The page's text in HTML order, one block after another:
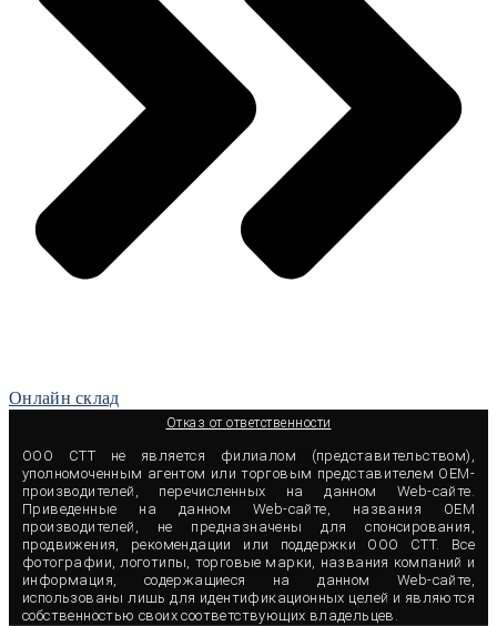
Онлайн склад
Отказ от ответственности
ООО СТТ не является филиалом (представительством),
уполномоченным агентом или торговым представителем OEM-
производителей, перечисленных на данном Web-сайте.
Приведенные на данном Web-сайте, названия OEM
производителей, не предназначены для спонсирования,
продвижения, рекомендации или поддержки ООО СТТ. Все
фотографии, логотипы, торговые марки, названия компаний и
информация, содержащиеся на данном Web-сайте,
использованы лишь для идентификационных целей и являются
собственностью своих соответствующих владельцев.